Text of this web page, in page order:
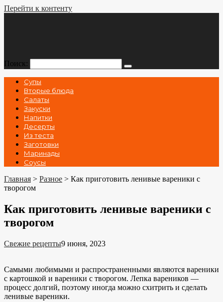
Перейти к контенту
Поиск:
Супы
Вторые блюда
Салаты
Закуски
Напитки
Десерты
Из теста
Заготовки
Маринады
Соусы
Главная > Разное > Как приготовить ленивые вареники с
творогом
Как приготовить ленивые вареники с
творогом
Свежие рецепты9 июня, 2023
Самыми любимыми и распространенными являются вареники
с картошкой и вареники с творогом. Лепка вареников —
процесс долгий, поэтому иногда можно схитрить и сделать
ленивые вареники.